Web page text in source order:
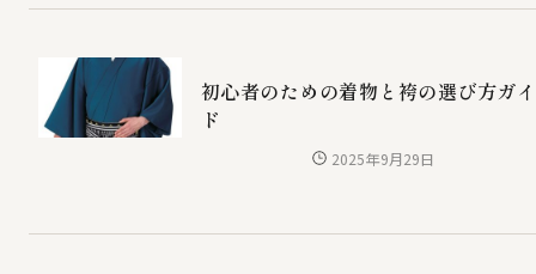
初心者のための着物と袴の選び方ガイ
ド
2025年9月29日